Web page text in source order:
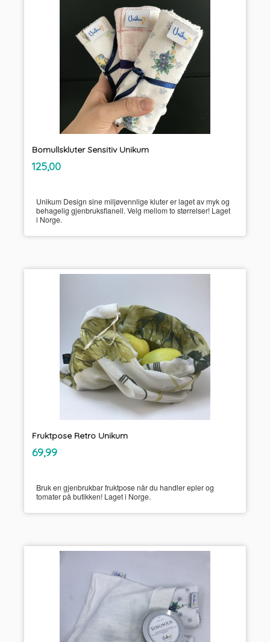
Bomullskluter Sensitiv Unikum
Pris
125,00mva.
Unikum Design sine miljøvennlige kluter er laget av myk og
behagelig gjenbruksflanell. Velg mellom to størrelser! Laget
i Norge.
Fruktpose Retro Unikum
Pris
69,99
Bruk en gjenbrukbar fruktpose når du handler epler og
tomater på butikken! Laget i Norge.